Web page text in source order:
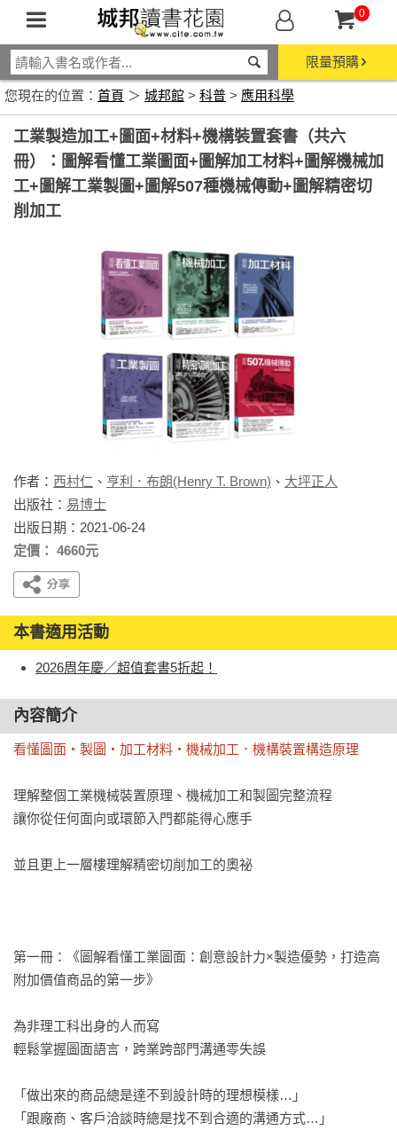
0
限量預購
您現在的位置： 首頁 ＞ 城邦館 > 科普 > 應用科學
工業製造加工+圖面+材料+機構裝置套書（共六
冊）：圖解看懂工業圖面+圖解加工材料+圖解機械加
工+圖解工業製圖+圖解507種機械傳動+圖解精密切
削加工
作者： 西村仁 、 亨利．布朗(Henry T. Brown) 、 大坪正人
出版社： 易博士
出版日期：2021-06-24
定價： 4660元
本書適用活動
2026周年慶／超值套書5折起！
內容簡介
看懂圖面‧製圖‧加工材料‧機械加工．機構裝置構造原理
理解整個工業機械裝置原理、機械加工和製圖完整流程
讓你從任何面向或環節入門都能得心應手
並且更上一層樓理解精密切削加工的奧祕
第一冊：《圖解看懂工業圖面：創意設計力×製造優勢，打造高
附加價值商品的第一步》
為非理工科出身的人而寫
輕鬆掌握圖面語言，跨業跨部門溝通零失誤
「做出來的商品總是達不到設計時的理想模樣…」
「跟廠商、客戶洽談時總是找不到合適的溝通方式…」